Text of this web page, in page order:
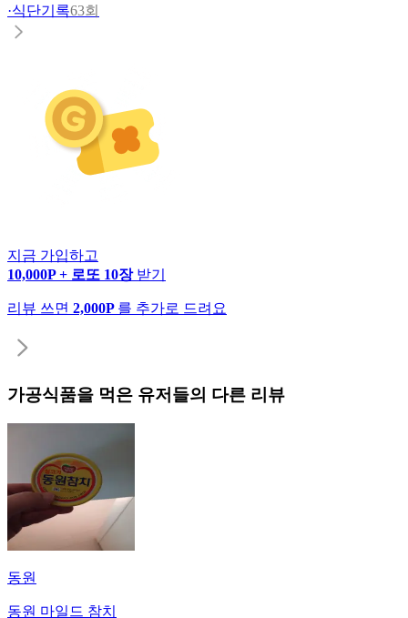
·식단기록63회
지금 가입하고
10,000P + 로또 10장 받기
리뷰 쓰면 2,000P 를 추가로 드려요
가공식품을 먹은 유저들의 다른 리뷰
동원
동원 마일드 참치